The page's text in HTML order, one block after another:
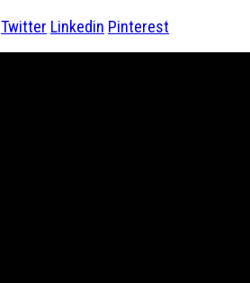
Twitter Linkedin Pinterest